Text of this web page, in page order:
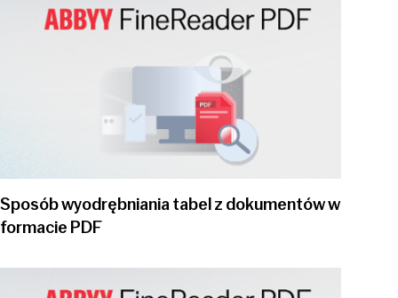
Sposób wyodrębniania tabel z dokumentów w
formacie PDF